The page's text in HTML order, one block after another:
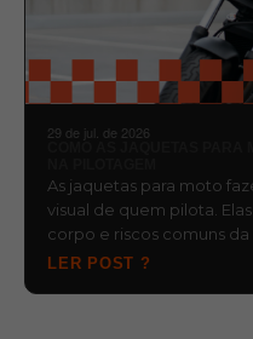
29 de jul. de 2026
As jaquetas para moto
visual de quem pilota.
corpo e riscos comuns
LER POST ?